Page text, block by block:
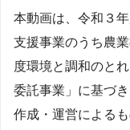
本動画は、令和３
支援事業のうち農
度環境と調和のと
委託事業」に基づ
作成・運営によるも